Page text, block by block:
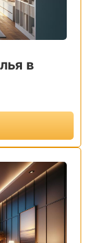
в